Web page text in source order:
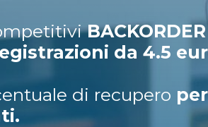
da 4.5
di recupero